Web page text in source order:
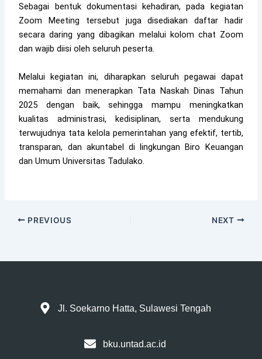
Sebagai bentuk dokumentasi kehadiran, pada kegiatan
Zoom Meeting tersebut juga disediakan daftar hadir
secara daring yang dibagikan melalui kolom chat Zoom
dan wajib diisi oleh seluruh peserta.
Melalui kegiatan ini, diharapkan seluruh pegawai dapat
memahami dan menerapkan Tata Naskah Dinas Tahun
2025 dengan baik, sehingga mampu meningkatkan
kualitas administrasi, kedisiplinan, serta mendukung
terwujudnya tata kelola pemerintahan yang efektif, tertib,
transparan, dan akuntabel di lingkungan Biro Keuangan
dan Umum Universitas Tadulako.
PREVIOUS NEXT
Jl. Soekarno Hatta, Sulawesi Tengah
bku.untad.ac.id